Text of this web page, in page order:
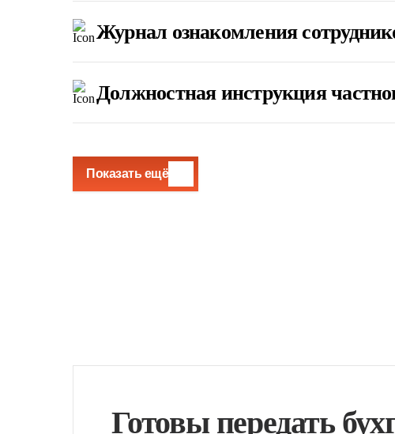
Журнал ознакомления
Должностная инструкция
Показать ещё
Готовы передать